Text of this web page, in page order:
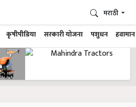
कृषीपीडिया सरकारी योजना पशुधन हवामान
मराठी